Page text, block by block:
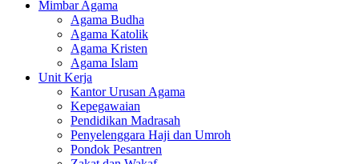
Mimbar Agama
Agama Budha
Agama Katolik
Agama Kristen
Agama Islam
Unit Kerja
Kantor Urusan Agama
Kepegawaian
Pendidikan Madrasah
Penyelenggara Haji dan Umroh
Pondok Pesantren